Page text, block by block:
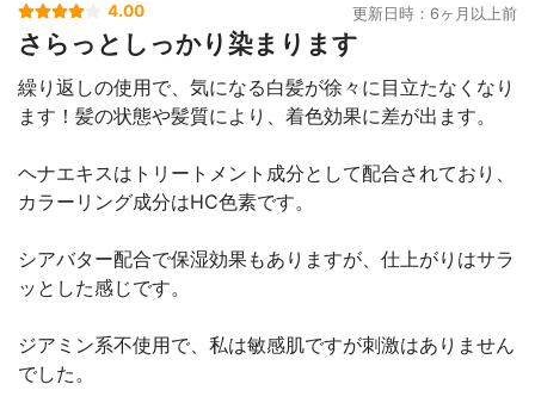
4.00 更新日時：6ヶ月以上前
さらっとしっかり染まります
繰り返しの使用で、気になる白髪が徐々に目立たなくなり
ます！髪の状態や髪質により、着色効果に差が出ます。
ヘナエキスはトリートメント成分として配合されており、
カラーリング成分はHC色素です。
シアバター配合で保湿効果もありますが、仕上がりはサラ
ッとした感じです。
ジアミン系不使用で、私は敏感肌ですが刺激はありません
でした。